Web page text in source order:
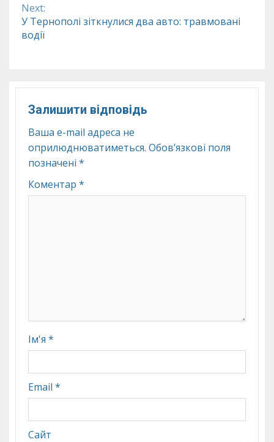
Next:
У Тернополі зіткнулися два авто: травмовані
водії
Залишити відповідь
Ваша e-mail адреса не
оприлюднюватиметься. Обов’язкові поля
позначені *
Коментар *
Ім'я *
Email *
Сайт